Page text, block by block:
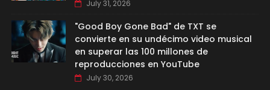
July 31, 2026
"Good Boy Gone Bad" de TXT se
convierte en su undécimo video musical
en superar las 100 millones de
reproducciones en YouTube
July 30, 2026